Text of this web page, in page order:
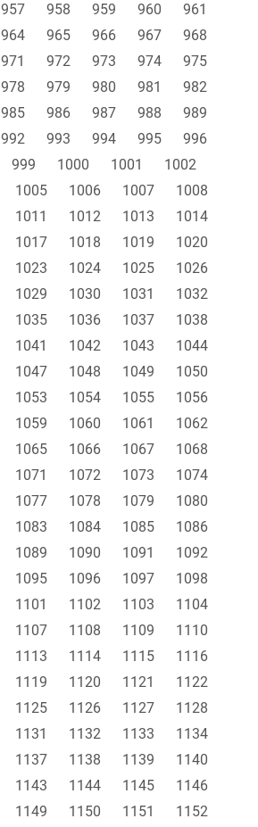
957 958 959 960
961
964 965 966 967
968
971 972 973 974
975
978 979 980 981
982
985 986 987 988
989
992 993 994 995
996
999 1000 1001
1002
1005 1006 1007
1008
1011 1012 1013
1014
1017 1018 1019
1020
1023 1024 1025
1026
1029 1030 1031
1032
1035 1036 1037
1038
1041 1042 1043
1044
1047 1048 1049
1050
1053 1054 1055
1056
1059 1060 1061
1062
1065 1066 1067
1068
1071 1072 1073
1074
1077 1078 1079
1080
1083 1084 1085
1086
1089 1090 1091
1092
1095 1096 1097
1098
1101 1102 1103
1104
1107 1108 1109
1110
1113 1114 1115
1116
1119 1120 1121
1122
1125 1126 1127
1128
1131 1132 1133
1134
1137 1138 1139
1140
1143 1144 1145
1146
1149 1150 1151 1152